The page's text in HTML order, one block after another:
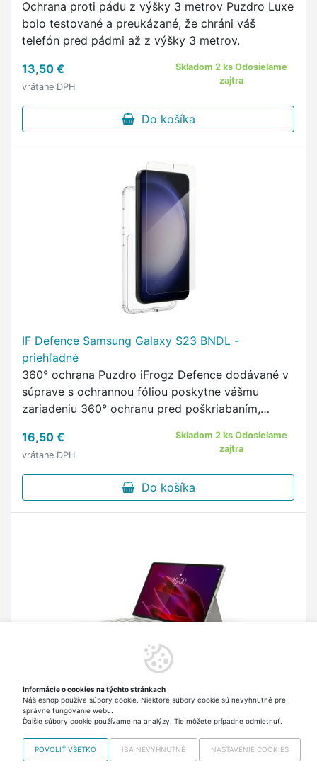
Ochrana proti pádu z výšky 3 metrov Puzdro Luxe
bolo testované a preukázané, že chráni váš
telefón pred pádmi až z výšky 3 metrov.
13,50 €
vrátane DPH
Skladom 2 ks Odosielame
zajtra
Do košíka
IF Defence Samsung Galaxy S23 BNDL -
priehľadné
360° ochrana Puzdro iFrogz Defence dodávané v
súprave s ochrannou fóliou poskytne vášmu
zariadeniu 360° ochranu pred poškriabaním,
16,50 €
vrátane DPH
Skladom 2 ks Odosielame
zajtra
Do košíka
LENOVO Yoga Tab Pack Keyboard CS SH
Klávesnica k tabletu Lenovo Keyboard Pack pre
Yoga Tab Sea Shell PN: ZG38C07706 Plynulá a
responzívna navigácia s trackpadom s podporou
Informácie o cookies na týchto stránkach
Náš eshop používa súbory cookie. Niektoré súbory cookie sú nevyhnutné pre
správne fungovanie webu.
Ďalšie súbory cookie používame na analýzy. Tie môžete prípadne odmietnuť.
POVOLIŤ VŠETKO IBA NEVYHNUTNÉ NASTAVENIE COOKIES